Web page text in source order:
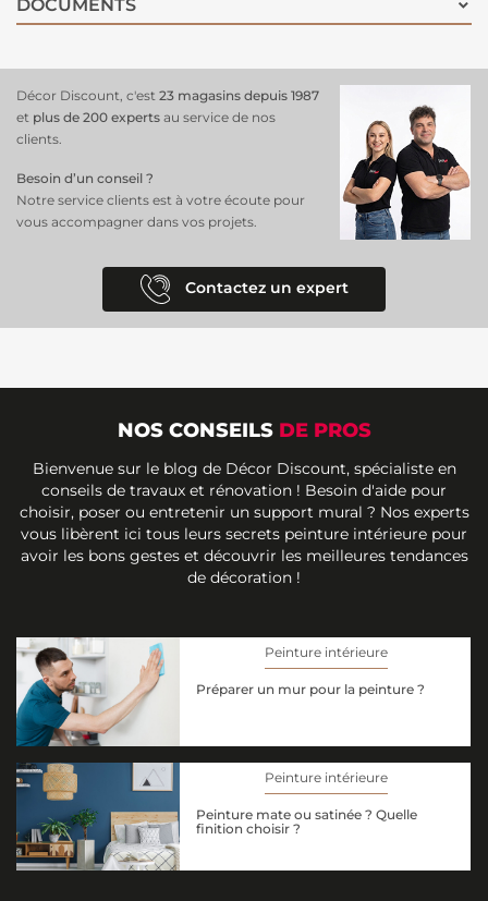
tendu du film de peinture, pour un résultat uniforme et impeccable.
Parfaite pour les garages, ateliers, ou toute surface nécessitant une
esthétique.
DOCUMENTS
Décor Discount, c'est 23 magasins depuis 1987
et plus de 200 experts au service de nos
clients.
Besoin d’un conseil ?
Notre service clients est à votre écoute pour
vous accompagner dans vos projets.
Contactez un expert
NOS CONSEILS DE PROS
Bienvenue sur le blog de Décor Discount, spécialiste en
conseils de travaux et rénovation ! Besoin d'aide pour
choisir, poser ou entretenir un support mural ? Nos experts
vous libèrent ici tous leurs secrets peinture intérieure pour
avoir les bons gestes et découvrir les meilleures tendances
de décoration !
Peinture intérieure
Préparer un mur pour la peinture ?
Peinture intérieure
Peinture mate ou satinée ? Quelle
finition choisir ?